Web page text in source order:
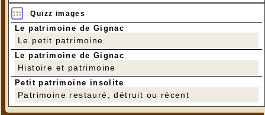
Quizz images
Le patrimoine de Gignac
Le petit patrimoine
Le patrimoine de Gignac
Histoire et patrimoine
Petit patrimoine insolite
Patrimoine restauré, détruit ou récent